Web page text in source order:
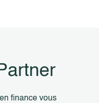
finance vous